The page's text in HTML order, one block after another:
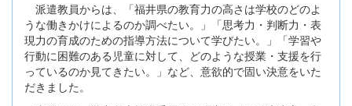
派遣教員からは、「福井県の教育力の高さは学校のどのよ
うな働きかけによるのか調べたい。」「思考力・判断力・表
現力の育成のための指導方法について学びたい。」「学習や
行動に困難のある児童に対して、どのような授業・支援を行
っているのか見てきたい。」など、意欲的で固い決意をいた
だきました。